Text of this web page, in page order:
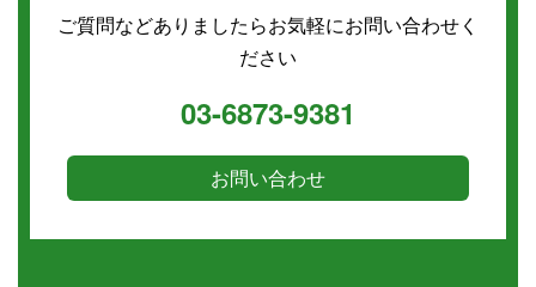
ご質問などありましたらお気軽にお問い合わせく
ださい
03-6873-9381
お問い合わせ